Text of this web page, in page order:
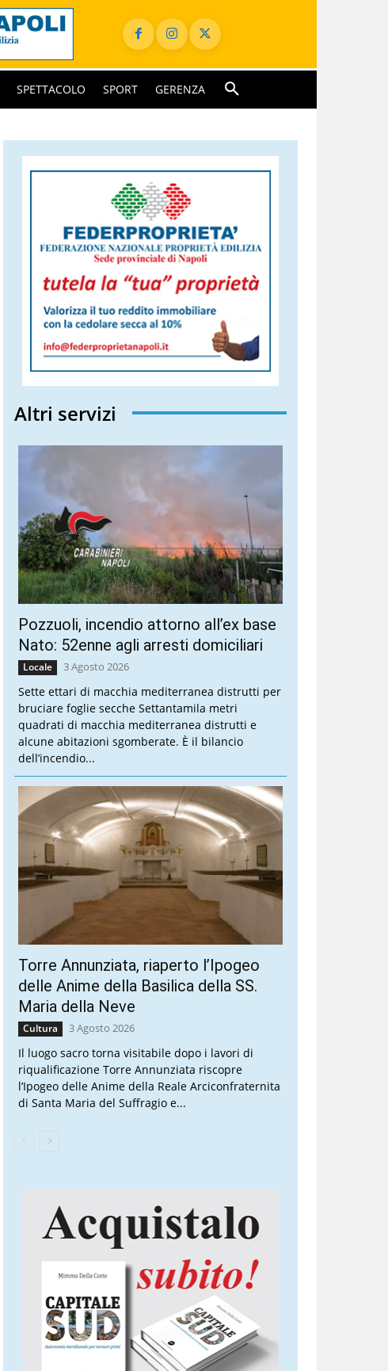
SPETTACOLO SPORT GERENZA
Altri servizi
Pozzuoli, incendio attorno all’ex base
Nato: 52enne agli arresti domiciliari
Locale 3 Agosto 2026
Sette ettari di macchia mediterranea distrutti per
bruciare foglie secche Settantamila metri
quadrati di macchia mediterranea distrutti e
alcune abitazioni sgomberate. È il bilancio
dell’incendio...
Torre Annunziata, riaperto l’Ipogeo
delle Anime della Basilica della SS.
Maria della Neve
Cultura 3 Agosto 2026
Il luogo sacro torna visitabile dopo i lavori di
riqualificazione Torre Annunziata riscopre
l’Ipogeo delle Anime della Reale Arciconfraternita
di Santa Maria del Suffragio e...